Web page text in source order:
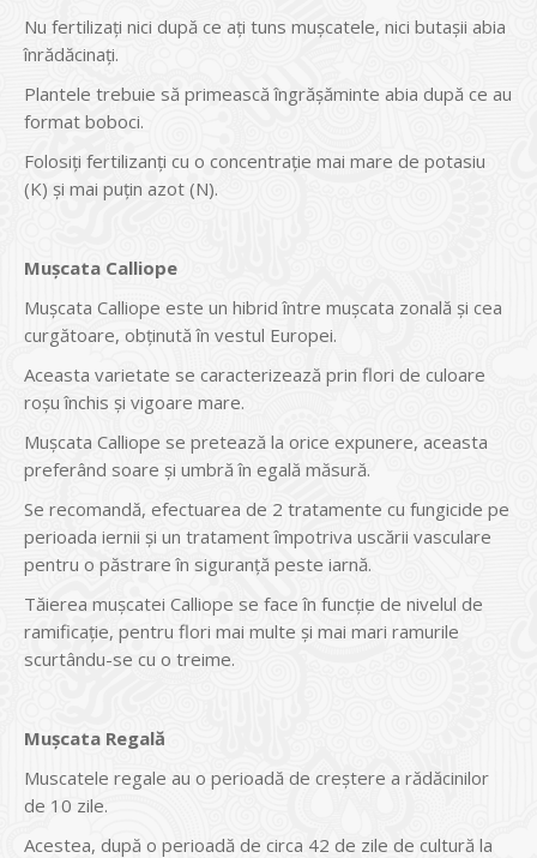
Nu fertilizați nici după ce ați tuns mușcatele, nici butașii abia
înrădăcinați.
Plantele trebuie să primească îngrășăminte abia după ce au
format boboci.
Folosiți fertilizanți cu o concentrație mai mare de potasiu
(K) și mai puțin azot (N).
Mușcata Calliope
Mușcata Calliope este un hibrid între mușcata zonală și cea
curgătoare, obținută în vestul Europei.
Aceasta varietate se caracterizează prin flori de culoare
roșu închis și vigoare mare.
Mușcata Calliope se pretează la orice expunere, aceasta
preferând soare și umbră în egală măsură.
Se recomandă, efectuarea de 2 tratamente cu fungicide pe
perioada iernii și un tratament împotriva uscării vasculare
pentru o păstrare în siguranță peste iarnă.
Tăierea mușcatei Calliope se face în funcție de nivelul de
ramificație, pentru flori mai multe și mai mari ramurile
scurtându-se cu o treime.
Mușcata Regală
Muscatele regale au o perioadă de creștere a rădăcinilor
de 10 zile.
Acestea, după o perioadă de circa 42 de zile de cultură la